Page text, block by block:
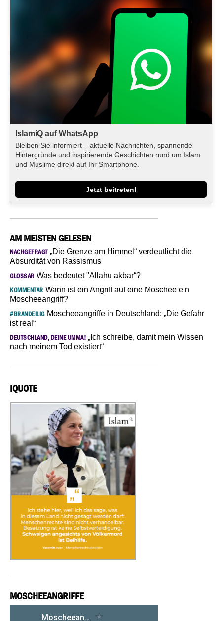
IslamiQ auf WhatsApp
Bleiben Sie informiert – aktuelle Nachrichten, spannende
Hintergründe und inspirierende Geschichten rund um Islam
und Muslime direkt auf Ihr Smartphone.
Jetzt beitreten!
AM MEISTEN GELESEN
NACHGEFRAGT„Die Grenze am Himmel“ verdeutlicht die
Absurdität von Rassismus
GLOSSAR Was bedeutet "Allahu akbar“?
KOMMENTAR Wann ist ein Angriff auf eine Moschee ein
Moscheeangriff?
#BRANDEILIGMoscheeangriffe in Deutschland: „Die Gefahr
ist real“
DEUTSCHLAND, DEINE UMMA! „Ich schreibe, damit mein Wissen
nach meinem Tod existiert“
IQUOTE
MOSCHEEANGRIFFE